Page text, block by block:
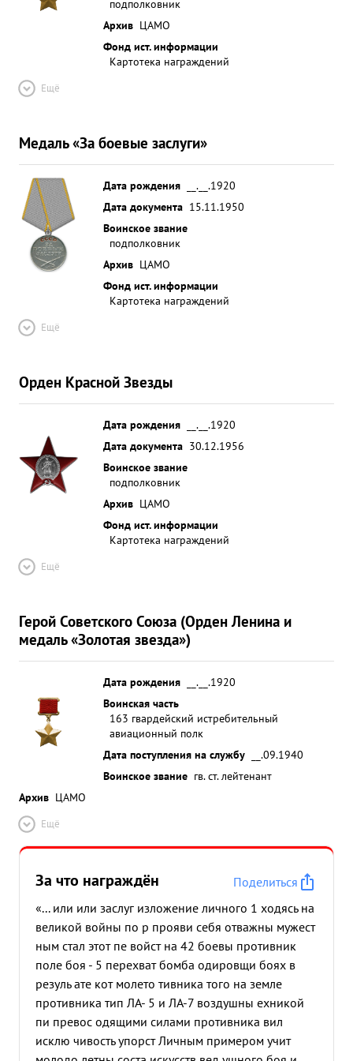
окружении не был. в настоящее время находится
в строк. За мужество и отвагу проявленные в
борьбе против немецких захватчиков за
произведенные 280 боевых вылетов за 1 сбитый
самолет ...»
подполковник
Архив ЦАМО
Фонд ист. информации
Картотека награждений
Ещё
Медаль «За боевые заслуги»
Дата рождения
__.__.1920
Дата документа 15.11.1950
Воинское звание
подполковник
Архив ЦАМО
Фонд ист. информации
Картотека награждений
Ещё
Орден Красной Звезды
Дата рождения
__.__.1920
Дата документа 30.12.1956
Воинское звание
подполковник
Архив ЦАМО
Фонд ист. информации
Картотека награждений
Ещё
Герой Советского Союза (Орден Ленина и
медаль «Золотая звезда»)
Дата рождения
__.__.1920
Воинская часть
163 гвардейский истребительный
авиационный полк
Дата поступления на службу
__.09.1940
Воинское звание гв. ст. лейтенант
Архив ЦАМО
Ещё
За что награждён
Поделиться
«... или или заслуг изложение личного 1 ходясь на
великой войны по р прояви себя отважны мужест
ным стал этот пе войст на 42 боевы противник
поле боя - 5 перехват бомба одировщи боях в
резуль ате кот молето тивника того на земле
противника тип ЛА- 5 и ЛА-7 воздушны ехникой
пи превос одящими силами противника вил
исклю чивость упорст Личным примером учит